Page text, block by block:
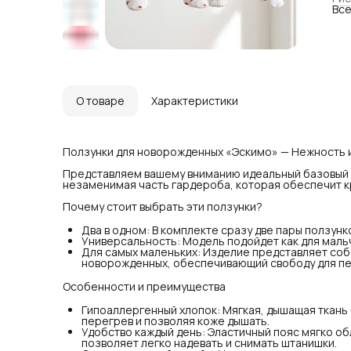
О товаре Характеристики
Ползунки для новорожденных «Эскимо» —
Представляем вашему вниманию идеальный
незаменимая часть гардероба, которая обеспечит
Почему стоит выбрать эти ползунки?
Два в одном: В комплекте сразу две пары
Универсальность: Модель подойдет как для
Для самых маленьких: Изделие представляет
новорожденных, обеспечивающий свободу для
Особенности и преимущества
Гипоаллергенный хлопок: Мягкая, дышащая
перегрев и позволяя коже дышать.
Удобство каждый день: Эластичный пояс мягко
позволяет легко надевать и снимать штанишки.